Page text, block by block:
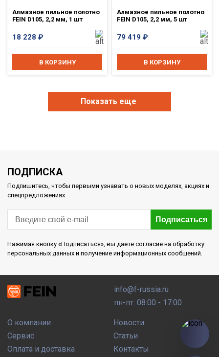
Алмазное пильное полотно
FEIN D105, 2,2 мм, 1 шт
18 228 ₽
В КОРЗИНУ
Алмазное пильное полотно
FEIN D105, 2,2 мм, 5 шт
79 419 ₽
В КОРЗИНУ
Показать еще
ПОДПИСКА
Подпишитесь, чтобы первыми узнавать о новых моделях, акциях и
спецпредложениях
Подписаться
Нажимая кнопку «Подписаться», вы даете согласие на обработку
персональных данных и получение информационных сообщений.
О компании
Сервис
Оплата и доставка
Новости
Статьи
Контакты
info@f-russia.ru
пн-пт: 08:00 - 17:00